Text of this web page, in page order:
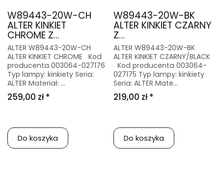
W89443-20W-CH
ALTER KINKIET
CHROME Z...
ALTER W89443-20W-CH
ALTER KINKIET CHROME Kod
producenta 003064-027176
Typ lampy: kinkiety Seria:
ALTER Materiał: ...
259,00 zł *
Do koszyka
W89443-20W-BK
ALTER KINKIET CZARNY
Z...
ALTER W89443-20W-BK
ALTER KINKIET CZARNY/BLACK
Kod producenta 003064-
027175 Typ lampy: kinkiety
Seria: ALTER Mate...
219,00 zł *
Do koszyka